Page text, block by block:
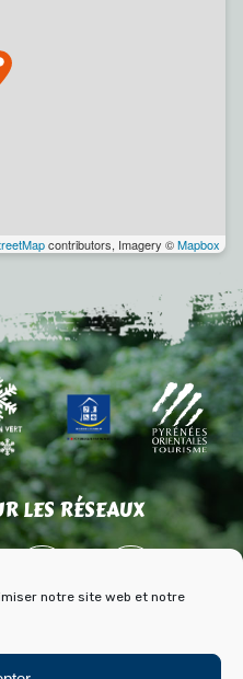
notre site web et notre
contributors, Imagery ©Mapbox
LES RÉSEAUX